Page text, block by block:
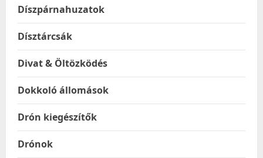
Díszpárnahuzatok
Dísztárcsák
Divat & Öltözködés
Dokkoló állomások
Drón kiegészítők
Drónok